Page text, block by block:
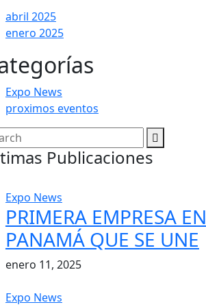
abril 2025
enero 2025
Expo News
proximos eventos
Publicaciones
Expo News
PRIMERA EMPRESA EN
PANAMÁ QUE SE UNE
enero 11, 2025
Expo News